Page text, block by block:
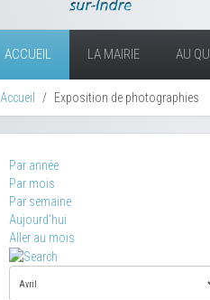
ACCUEIL LA MAIRIE AU
Accueil Exposition de photographies
Par année
Par mois
Par semaine
Aujourd'hui
Aller au mois